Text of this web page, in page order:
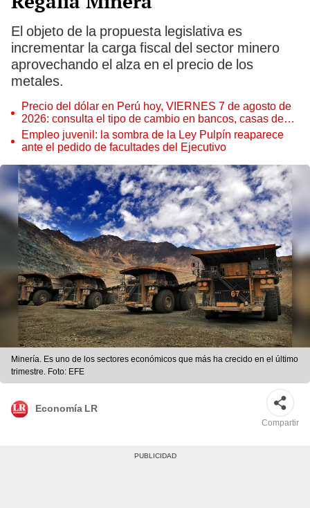
El objeto de la propuesta legislativa es
incrementar la carga fiscal del sector minero
aprovechando el alza en el precio de los
metales.
Precio del dólar en Perú hoy, VIERNES 7 de agosto de
2026: consulta el tipo de cambio en bancos, casas de
cambio y plataformas digitales
Empleo juvenil: la sombra de la Ley Pulpín reaparece
ante el pedido de facultades del Ejecutivo
Minería. Es uno de los sectores económicos que más ha crecido en el último
trimestre. Foto: EFE
Economía LR
Compartir